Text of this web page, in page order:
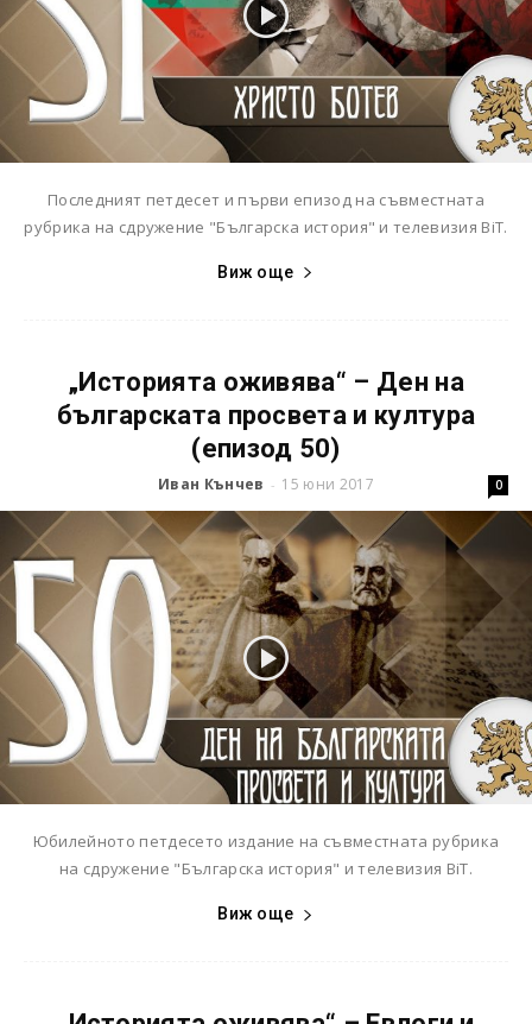
Последният петдесет и първи епизод на съвместната
рубрика на сдружение "Българска история" и телевизия BiT.
Виж още
„Историята оживява“ – Ден на
българската просвета и култура
(епизод 50)
Иван Кънчев - 15 юни 2017 0
Юбилейното петдесето издание на съвместната рубрика
на сдружение "Българска история" и телевизия BiT.
Виж още